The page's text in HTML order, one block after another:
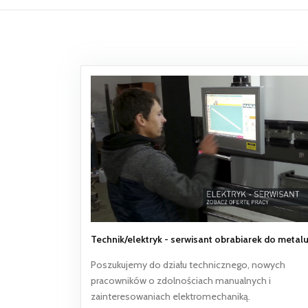
Technik/elektryk - serwisant obrabiarek do
Poszukujemy do działu technicznego, nowych
pracowników o zdolnościach manualnych i
zainteresowaniach elektromechaniką.